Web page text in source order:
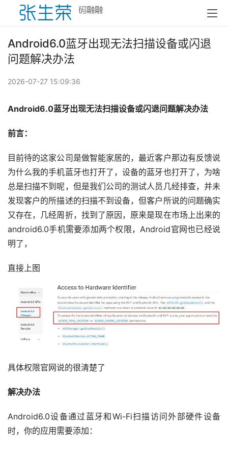
Android6.0蓝牙出现无法扫描设备或闪退
问题解决办法
2026-07-27 15:09:36
Android6.0蓝牙出现无法扫描设备或闪退问题解决办法
前言：
目前待的这家公司是做智能家居的，最近客户那边有反馈说
为什么我的手机蓝牙也打开了，设备的蓝牙也打开了，为啥
总是扫描不到呢，但是我们公司的测试人员几经排查，并未
发现客户的所描述的扫描不到设备，但客户所说的问题确实
又存在，几经周折，找到了原因，原来是现在市场上出来的
android6.0手机需要添加两个权限，Android官网也已经说
明了，
直接上图
具体权限官网说的很清楚了
解决办法
Android6.0设备通过蓝牙和Wi-Fi扫描访问外部硬件设备
时，你的应用需要添加：